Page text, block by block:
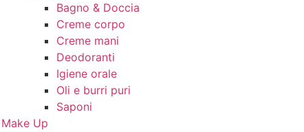
Bagno & Doccia
Creme corpo
Creme mani
Deodoranti
Igiene orale
Oli e burri puri
Saponi
Make Up